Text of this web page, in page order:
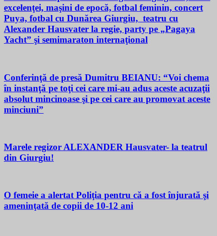
excelenţei, maşini de epocă, fotbal feminin, concert
Puya, fotbal cu Dunărea Giurgiu, teatru cu
Alexander Hausvater la regie, party pe „Pagaya
Yacht” şi semimaraton internaţional
Conferinţă de presă Dumitru BEIANU: “Voi chema
în instanţă pe toţi cei care mi-au adus aceste acuzaţii
absolut mincinoase şi pe cei care au promovat aceste
minciuni”
Marele regizor ALEXANDER Hausvater- la teatrul
din Giurgiu!
O femeie a alertat Poliţia pentru că a fost înjurată şi
ameninţată de copii de 10-12 ani